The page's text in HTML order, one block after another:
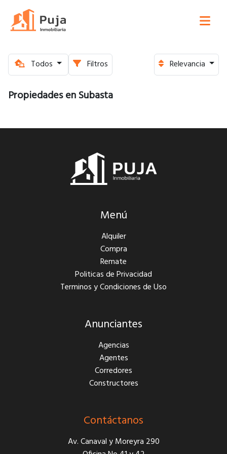
Todos Filtros Relevancia
Propiedades en Subasta
Menú
Alquiler
Compra
Remate
Politicas de Privacidad
Terminos y Condiciones de Uso
Anunciantes
Agencias
Agentes
Corredores
Constructores
Contáctanos
Av. Canaval y Moreyra 290